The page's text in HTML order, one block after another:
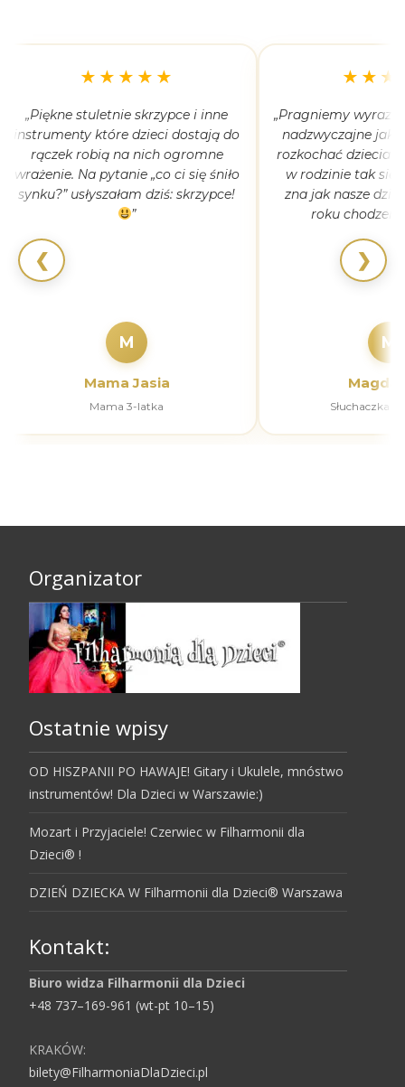
❮
★★★★★
„Piękne stuletnie skrzypce i inne
instrumenty które dzieci dostają do
rączek robią na nich ogromne
wrażenie. Na pytanie „co ci się śniło
synku?” usłyszałam dziś: skrzypce!
”
M
Mama Jasia
Mama 3-latka
„Pragniemy wyrazić
nadzwyczajne jak
rozkochać
w rodzinie tak się
zna jak nasze
roku
M
Słuchaczka
❯
Organizator
Ostatnie wpisy
OD HISZPANII PO HAWAJE! Gitary i Ukulele, mnóstwo
instrumentów! Dla Dzieci w Warszawie:)
Mozart i Przyjaciele! Czerwiec w Filharmonii dla
Dzieci® !
DZIEŃ DZIECKA W Filharmonii dla Dzieci® Warszawa
Kontakt:
Biuro widza Filharmonii dla Dzieci
+48 737–169-961 (wt-pt 10–15)
KRAKÓW:
bilety@FilharmoniaDlaDzieci.pl